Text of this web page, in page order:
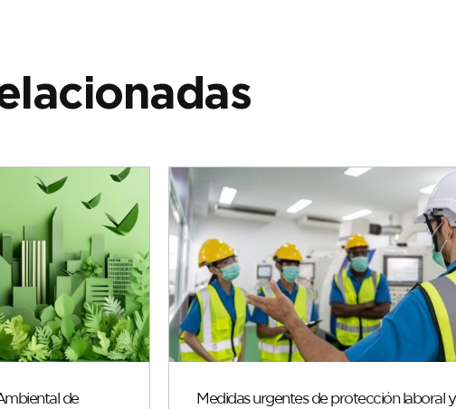
de
Medidas urgentes de protección laboral y